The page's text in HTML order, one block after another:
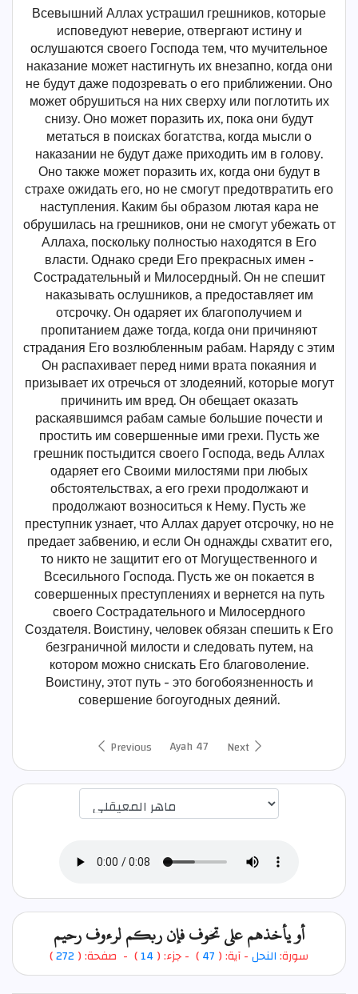
Всевышний Аллах устрашил грешников, которые
исповедуют неверие, отвергают истину и
ослушаются своего Господа тем, что мучительное
наказание может настигнуть их внезапно, когда они
не будут даже подозревать о его приближении. Оно
может обрушиться на них сверху или поглотить их
снизу. Оно может поразить их, пока они будут
метаться в поисках богатства, когда мысли о
наказании не будут даже приходить им в голову.
Оно также может поразить их, когда они будут в
страхе ожидать его, но не смогут предотвратить его
наступления. Каким бы образом лютая кара не
обрушилась на грешников, они не смогут убежать от
Аллаха, поскольку полностью находятся в Его
власти. Однако среди Его прекрасных имен -
Сострадательный и Милосердный. Он не спешит
наказывать ослушников, а предоставляет им
отсрочку. Он одаряет их благополучием и
пропитанием даже тогда, когда они причиняют
страдания Его возлюбленным рабам. Наряду с этим
Он распахивает перед ними врата покаяния и
призывает их отречься от злодеяний, которые могут
причинить им вред. Он обещает оказать
раскаявшимся рабам самые большие почести и
простить им совершенные ими грехи. Пусть же
грешник постыдится своего Господа, ведь Аллах
одаряет его Своими милостями при любых
обстоятельствах, а его грехи продолжают и
продолжают возноситься к Нему. Пусть же
преступник узнает, что Аллах дарует отсрочку, но не
предает забвению, и если Он однажды схватит его,
то никто не защитит его от Могущественного и
Всесильного Господа. Пусть же он покается в
совершенных преступлениях и вернется на путь
своего Сострадательного и Милосердного
Создателя. Воистину, человек обязан спешить к Его
безграничной милости и следовать путем, на
котором можно снискать Его благоволение.
Воистину, этот путь - это богобоязненность и
совершение богоугодных деяний.
Previous Ayah 47 Next
اختيار قارئ الآية
أو يأخذهم على تخوف فإن ربكم لرءوف رحيم
سورة:النحل- آية: ( 47
) - جزء: ( 14) - صفحة: ( 272
)